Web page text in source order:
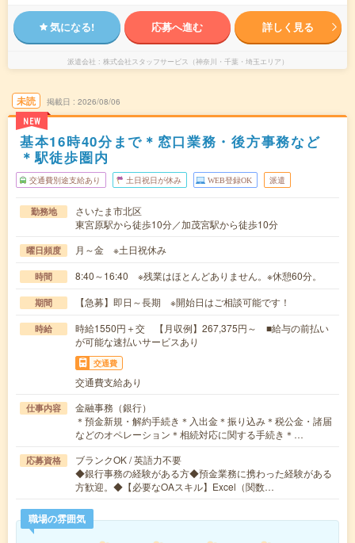
気になる! 応募へ進む 詳しく見る
派遣会社 株式会社スタッフサービス（神奈川・千葉・埼玉エリア）
未読
NEW
掲載日 2026/08/06
基本16時40分まで＊窓口業務・後方事務など
＊駅徒歩圏内
交通費別途支給あり 土日祝日が休み WEB登録OK 派遣
勤務地
さいたま市北区
東宮原駅から徒歩10分／加茂宮駅から徒歩10分
曜日頻度 月～金 ※土日祝休み
時間 8:40～16:40 ※残業はほとんどありません。※休憩60分。
期間 【急募】即日～長期 ※開始日はご相談可能です！
時給
時給1550円＋交 【月収例】267,375円～ ■給与の前払い
が可能な速払いサービスあり
交通費
交通費支給あり
仕事内容
金融事務（銀行）
＊預金新規・解約手続き＊入出金＊振り込み＊税公金・諸届
などのオペレーション＊相続対応に関する手続き＊…
応募資格
ブランクOK / 英語力不要
◆銀行事務の経験がある方◆預金業務に携わった経験がある
方歓迎。◆【必要なOAスキル】Excel（関数…
職場の雰囲気